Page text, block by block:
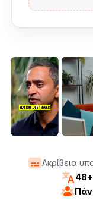
Ακρίβεια
48+